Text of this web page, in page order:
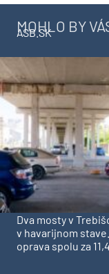
MOHLO BY
ASB.SK
Dva mosty v
v havarijnom
oprava spolu za